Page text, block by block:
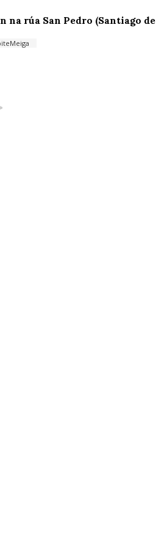
na rúa San Pedro (Santiago de